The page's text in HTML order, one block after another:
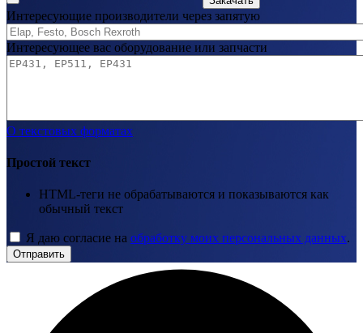
Интересующие производители через запятую
Интересующее вас оборудование или запчасти
О текстовых форматах
Простой текст
HTML-теги не обрабатываются и показываются как
обычный текст
Я даю согласие на обработку моих персональных данных.
Отправить